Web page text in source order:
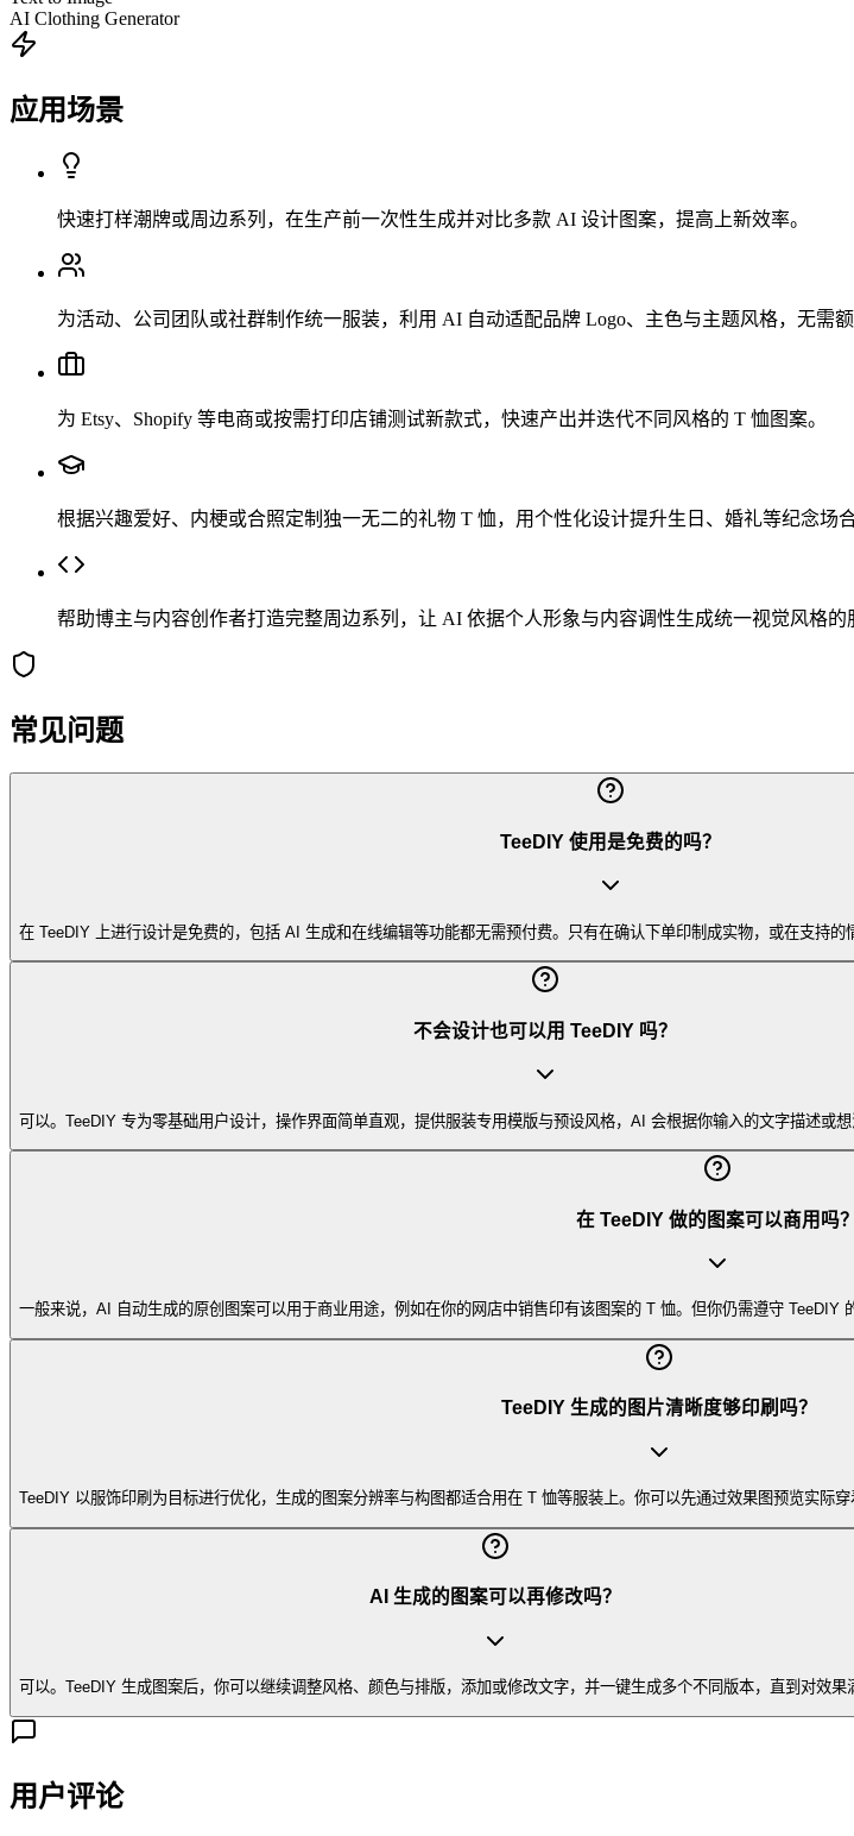
AI Clothing Generator
应用场景
快速打样潮牌或周边系列，在生产前一次性生成并对比多款 AI 设计图案，提高上新效率。
为活动、公司团队或社群制作统一服装，利用 AI 自动适配品牌 Logo、主色与主题风格，无需额
为 Etsy、Shopify 等电商或按需打印店铺测试新款式，快速产出并迭代不同风格的 T 恤图案。
根据兴趣爱好、内梗或合照定制独一无二的礼物 T 恤，用个性化设计提升生日、婚礼等纪念场合
帮助博主与内容创作者打造完整周边系列，让 AI 依据个人形象与内容调性生成统一视觉风格的
常见问题
TeeDIY 使用是免费的吗？
在 TeeDIY 上进行设计是免费的，包括 AI 生成和在线编辑等功能都无需预付费。只有在确认下单印制成实物，或在支持的
不会设计也可以用 TeeDIY 吗？
可以。TeeDIY 专为零基础用户设计，操作界面简单直观，提供服装专用模版与预设风格，AI 会根据你输入的文字描述或想
在 TeeDIY 做的图案可以商用吗？
一般来说，AI 自动生成的原创图案可以用于商业用途，例如在你的网店中销售印有该图案的 T 恤。但你仍需遵守 TeeDIY
TeeDIY 生成的图片清晰度够印刷吗？
TeeDIY 以服饰印刷为目标进行优化，生成的图案分辨率与构图都适合用在 T 恤等服装上。你可以先通过效果图预览实际
AI 生成的图案可以再修改吗？
可以。TeeDIY 生成图案后，你可以继续调整风格、颜色与排版，添加或修改文字，并一键生成多个不同版本，直到对效果
用户评论